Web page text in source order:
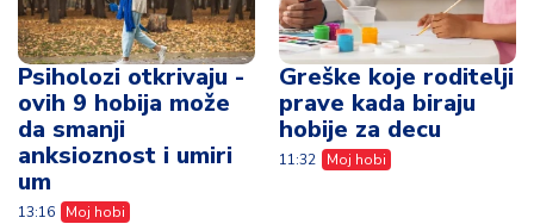
Psiholozi otkrivaju -
ovih 9 hobija može
da smanji
anksioznost i umiri
um
13:16 Moj hobi
Greške koje roditelji
prave kada biraju
hobije za decu
11:32 Moj hobi